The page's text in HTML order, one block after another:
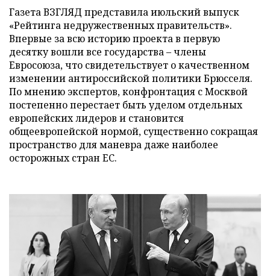
Газета ВЗГЛЯД представила июльский выпуск
«Рейтинга недружественных правительств».
Впервые за всю историю проекта в первую
десятку вошли все государства – члены
Евросоюза, что свидетельствует о качественном
изменении антироссийской политики Брюсселя.
По мнению экспертов, конфронтация с Москвой
постепенно перестает быть уделом отдельных
европейских лидеров и становится
общеевропейской нормой, существенно сокращая
пространство для маневра даже наиболее
осторожных стран ЕС.